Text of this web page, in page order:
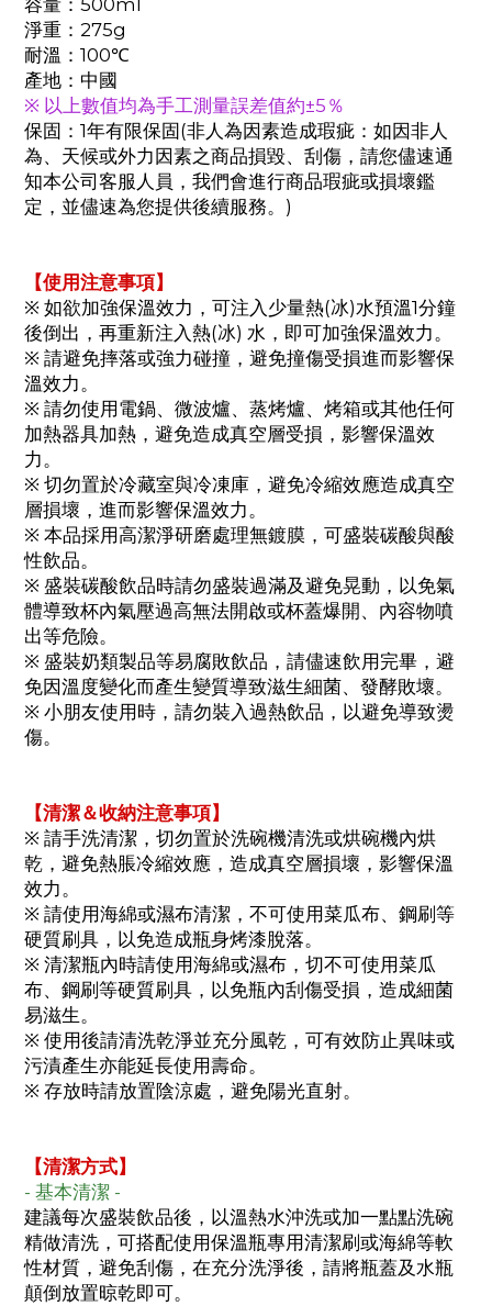
容量：500ml
淨重：275g
耐溫：100℃
產地：中國
※ 以上數值均為手工測量誤差值約±5％
保固：1年有限保固(非人為因素造成瑕疵：如因非人
為、天候或外力因素之商品損毀、刮傷，請您儘速通
知本公司客服人員，我們會進行商品瑕疵或損壞鑑
定，並儘速為您提供後續服務。)
【使用注意事項】
※ 如欲加強保溫效力，可注入少量熱(冰)水預溫1分鐘
後倒出，再重新注入熱(冰) 水，即可加強保溫效力。
※ 請避免摔落或強力碰撞，避免撞傷受損進而影響保
溫效力。
※ 請勿使用電鍋、微波爐、蒸烤爐、烤箱或其他任何
加熱器具加熱，避免造成真空層受損，影響保溫效
力。
※ 切勿置於冷藏室與冷凍庫，避免冷縮效應造成真空
層損壞，進而影響保溫效力。
※ 本品採用高潔淨研磨處理無鍍膜，可盛裝碳酸與酸
性飲品。
※ 盛裝碳酸飲品時請勿盛裝過滿及避免晃動，以免氣
體導致杯內氣壓過高無法開啟或杯蓋爆開、內容物噴
出等危險。
※ 盛裝奶類製品等易腐敗飲品，請儘速飲用完畢，避
免因溫度變化而產生變質導致滋生細菌、發酵敗壞。
※ 小朋友使用時，請勿裝入過熱飲品，以避免導致燙
傷。
【清潔＆收納注意事項】
※ 請手洗清潔，切勿置於洗碗機清洗或烘碗機內烘
乾，避免熱脹冷縮效應，造成真空層損壞，影響保溫
效力。
※ 請使用海綿或濕布清潔，不可使用菜瓜布、鋼刷等
硬質刷具，以免造成瓶身烤漆脫落。
※ 清潔瓶內時請使用海綿或濕布，切不可使用菜瓜
布、鋼刷等硬質刷具，以免瓶內刮傷受損，造成細菌
易滋生。
※ 使用後請清洗乾淨並充分風乾，可有效防止異味或
污漬產生亦能延長使用壽命。
※ 存放時請放置陰涼處，避免陽光直射。
【清潔方式】
- 基本清潔 -
建議每次盛裝飲品後，以溫熱水沖洗或加一點點洗碗
精做清洗，可搭配使用保溫瓶專用清潔刷或海綿等軟
性材質，避免刮傷，在充分洗淨後，請將瓶蓋及水瓶
顛倒放置晾乾即可。